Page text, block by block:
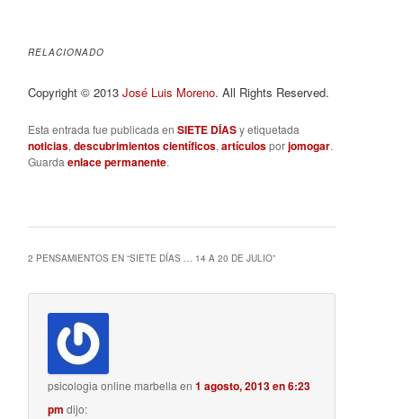
RELACIONADO
Copyright © 2013 José Luis Moreno. All Rights Reserved.
Esta entrada fue publicada en SIETE DÍASy etiquetada
noticias, descubrimientos científicos, artículosporjomogar.
Guarda enlace permanente.
2 PENSAMIENTOS EN “SIETE DÍAS … 14 A 20 DE JULIO”
psicologia online marbella en 1 agosto, 2013 en 6:23
pm dijo: